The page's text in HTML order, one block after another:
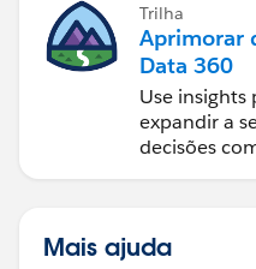
Trilha
Aprimorar
Data 360
Use insights
expandir a
decisões
Mais ajuda